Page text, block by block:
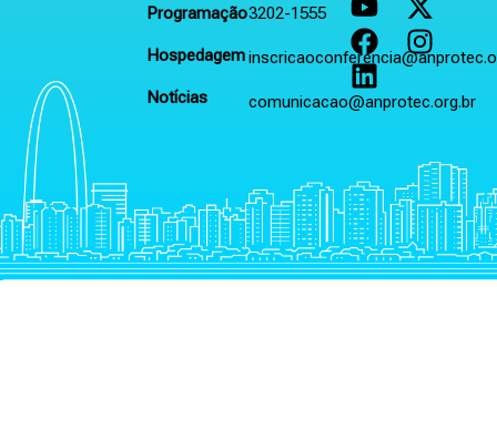
Programação
Hospedagem
Notícias
3202-1555
comunicacao@anprotec.org.br